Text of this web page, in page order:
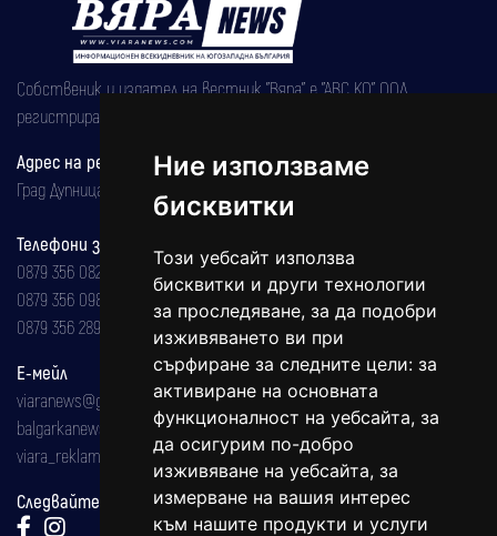
Ние използваме
бисквитки
Този уебсайт използва
бисквитки и други технологии
за проследяване, за да подобри
изживяването ви при
сърфиране за следните цели: за
активиране на основната
функционалност на уебсайта, за
да осигурим по-добро
изживяване на уебсайта, за
измерване на вашия интерес
към нашите продукти и услуги
Собственик и издател на вестник "Вяра" е "АВС КО" ООД,
регистрирана на 08.05.2002 година.
Адрес на редакцията
Град Дупница, ул.''Христо Ботев" 43
Телефони за реклама и абонаменти
0879 356 082
0879 356 098
0879 356 289
Е-мейл
viaranews@gmail.com
balgarkanews@gmail.com
viara_reklama@mail.bg
Следвайте ни: